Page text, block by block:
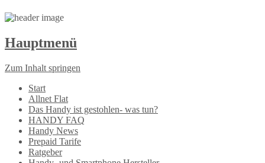
Hauptmenü
Zum Inhalt springen
Start
Allnet Flat
Das Handy ist gestohlen- was tun?
HANDY FAQ
Handy News
Prepaid Tarife
Ratgeber